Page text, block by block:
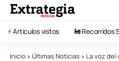
⚡️ Artículos vistos 🚂 Recorridos
Inicio » Últimas Noticias » La voz del